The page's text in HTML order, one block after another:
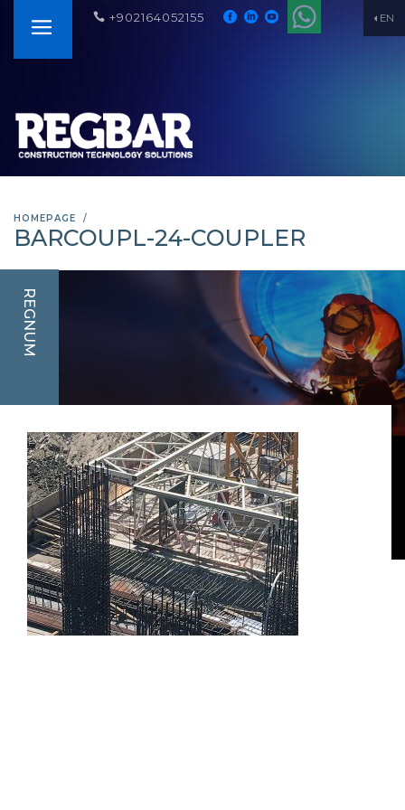
EN
+902164052155
HOMEPAGE
BARCOUPL-24-COUPLER
REGNUM